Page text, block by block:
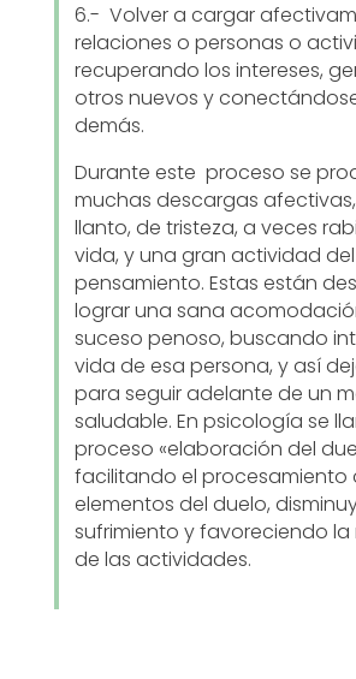
6.- Volver a cargar
relaciones o personas o
recuperando los intereses,
otros nuevos y
demás.
Durante este proceso se
muchas descargas
llanto, de tristeza, a veces
vida, y una gran actividad del
pensamiento. Estas están
lograr una sana
suceso penoso, buscando
vida de esa persona, y así
para seguir adelante de un
saludable. En psicología se
proceso «elaboración del
facilitando el procesamiento
elementos del duelo,
sufrimiento y favoreciendo
de las actividades.